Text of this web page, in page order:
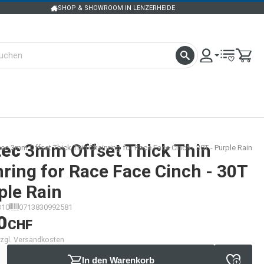
SHOP & SHOWROOM IN LENZERHEIDE
3mm Offset Thick Thin Chainring for Race Face Cinch - 30T - Purple Rain
3mm Offset Thick Thin
for Race Face Cinch - 30T
Rain
0713830992581
CHF
Versandkosten
In den Warenkorb